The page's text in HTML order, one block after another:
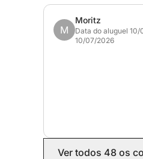
O preço exibido é
75€ por pessoa.
confortáveis e bem
viagem, criando um
M
Moritz
Data do aluguel
10/07/2026
Ver todos 48 os